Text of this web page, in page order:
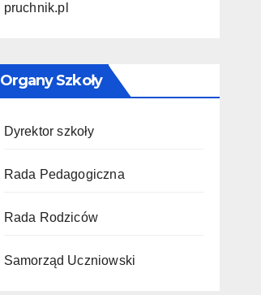
pruchnik.pl
Organy Szkoły
Dyrektor szkoły
Rada Pedagogiczna
Rada Rodziców
Samorząd Uczniowski